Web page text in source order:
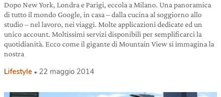
Dopo New York, Londra e Parigi, eccola a Milano. Una panoramica
di tutto il mondo Google, in casa – dalla cucina al soggiorno allo
studio – nel lavoro, nei viaggi. Molte applicazioni dedicate ed un
unico account. Moltissimi servizi disponibili per semplificarci la
quotidianità. Ecco come il gigante di Mountain View si immagina la
nostra
Lifestyle 22 maggio 2014